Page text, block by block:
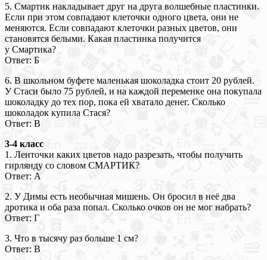
5. Смартик накладывает друг на друга волшебные пластинки.
Если при этом совпадают клеточки одного цвета, они не
меняются. Если совпадают клеточки разных цветов, они
становятся белыми. Какая пластинка получится
у Смартика?
Ответ: Б
6. В школьном буфете маленькая шоколадка стоит 20 рублей.
У Стаси было 75 рублей, и на каждой переменке она покупала
шоколадку до тех пор, пока ей хватало денег. Сколько
шоколадок купила Стася?
Ответ: В
3-4 класс
1. Ленточки каких цветов надо разрезать, чтобы получить
гирлянду со словом СМАРТИК?
Ответ: А
2. У Димы есть необычная мишень. Он бросил в неё два
дротика и оба раза попал. Сколько очков он не мог набрать?
Ответ: Г
3. Что в тысячу раз больше 1 см?
Ответ: В